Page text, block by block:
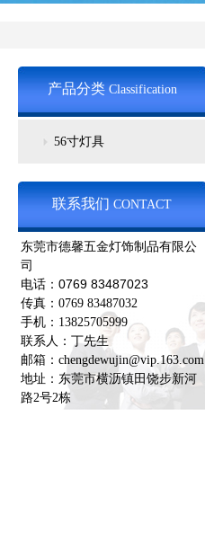
产品分类 Classification
56寸灯具
联系我们CONTACT
东莞市德馨五金灯饰制品有限公
司
电话： 0769 83487023
传真：0769 83487032
手机：13825705999
联系人：丁先生
邮箱：chengdewujin@vip.163.com
地址：东莞市横沥镇田饶步新河
路2号2栋